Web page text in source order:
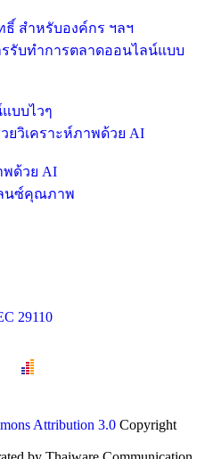
สำหรับองค์กร ฯลฯ
บบไวๆ
พด้วย AI
Attribution 3.0 Copyright